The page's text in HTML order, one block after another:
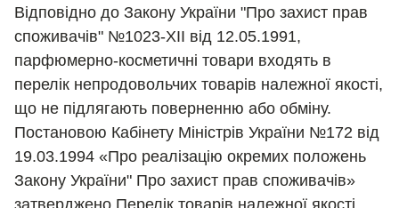
Відповідно до Закону України "Про захист прав
споживачів" №1023-XII від 12.05.1991,
парфюмерно-косметичні товари входять в
перелік непродовольчих товарів належної якості,
що не підлягають поверненню або обміну.
Постановою Кабінету Міністрів України №172 від
19.03.1994 «Про реалізацію окремих положень
Закону України" Про захист прав споживачів»